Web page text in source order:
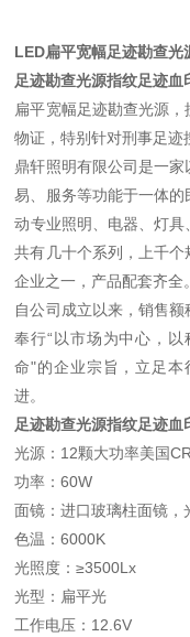
LED扁平宽幅足迹勘查光
足迹勘查光源指纹足迹血
扁平宽幅足迹勘查光源
物证，特别针对刑事足迹
鼎轩照明有限公司是一
易、服务等功能于一体
动专业照明、电器、灯具
共有几十个系列，上千
企业之一，产品配套齐全。
自公司成立以来，销售
奉行“以市场为中心，
命"的企业宗旨，立足
进。
足迹勘查光源指纹足迹血
光源：12颗大功率美国
功率：60W
面镜：进口玻璃柱面镜，
色温：6000K
光照度：≥3500Lx
光型：扁平光
工作电压：12.6V